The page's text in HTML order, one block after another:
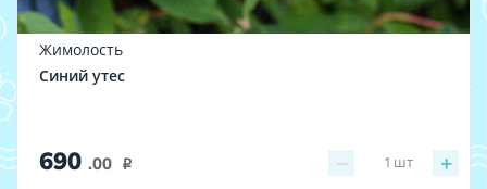
Жимолость
Синий утес
690 .00 i − +
1 шт